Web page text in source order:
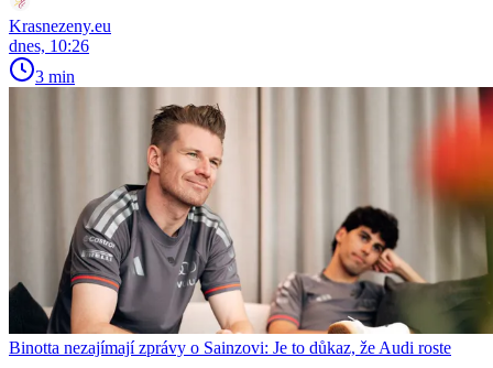
Krasnezeny.eu
dnes, 10:26
3 min
Binotta nezajímají zprávy o Sainzovi: Je to důkaz, že Audi roste